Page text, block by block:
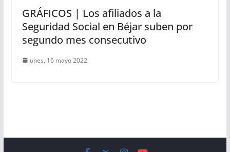
GRÁFICOS | Los afiliados a la
Seguridad Social en Béjar suben por
segundo mes consecutivo
lunes, 16 mayo 2022